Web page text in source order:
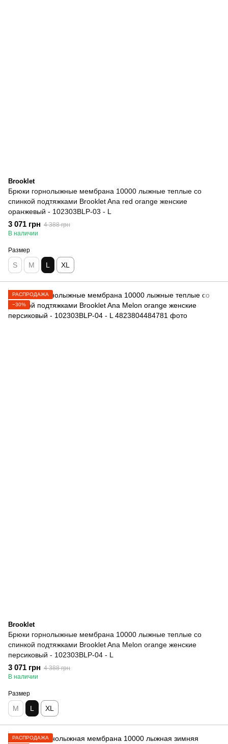
Brooklet
Брюки горнолыжные мембрана 10000 лыжные теплые со
спинкой подтяжками Brooklet Ana red orange женские
оранжевый - 102303BLP-03 - L
3 071 грн 4 388 грн
В наличии
Размер
S M L XL
РАСПРОДАЖА
−30%
Brooklet
Брюки горнолыжные мембрана 10000 лыжные теплые со
спинкой подтяжками Brooklet Ana Melon orange женские
персиковый - 102303BLP-04 - L
3 071 грн 4 388 грн
В наличии
Размер
M L XL
РАСПРОДАЖА